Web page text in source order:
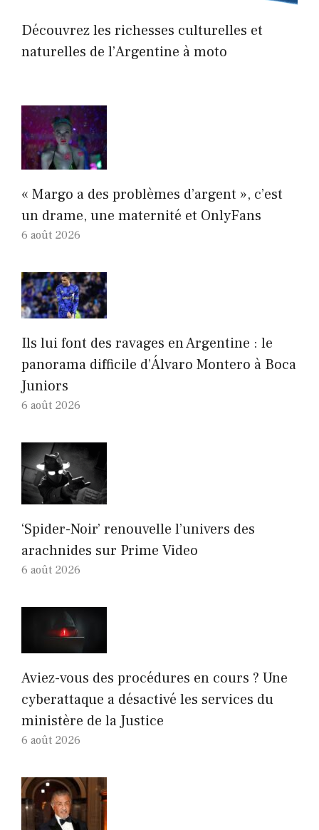
Découvrez les richesses culturelles et
naturelles de l’Argentine à moto
« Margo a des problèmes d’argent », c’est
un drame, une maternité et OnlyFans
6 août 2026
Ils lui font des ravages en Argentine : le
panorama difficile d’Álvaro Montero à Boca
Juniors
6 août 2026
‘Spider-Noir’ renouvelle l’univers des
arachnides sur Prime Video
6 août 2026
Aviez-vous des procédures en cours ? Une
cyberattaque a désactivé les services du
ministère de la Justice
6 août 2026